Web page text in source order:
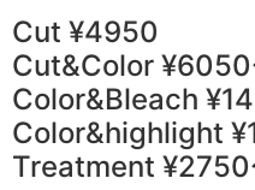
Cut ¥4950
Cut&Color ¥6050
Color&Bleach
Color&highlight
Treatment ¥2750